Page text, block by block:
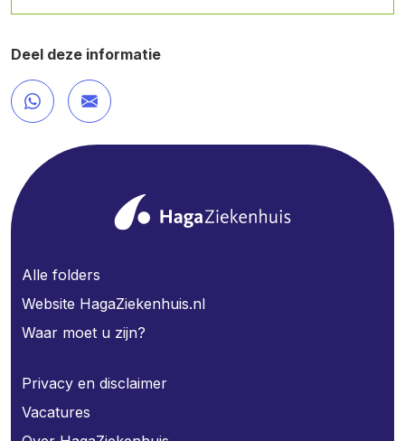
Deel deze informatie
Alle folders
Website HagaZiekenhuis.nl
Waar moet u zijn?
Privacy en disclaimer
Vacatures